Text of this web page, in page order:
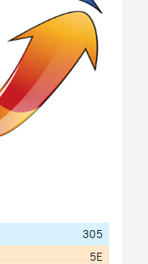
305
5E